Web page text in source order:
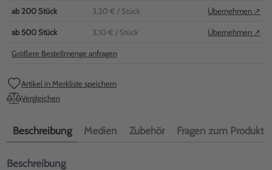
ab 200 Stück 3,20 € / Stück Übernehmen ↗
ab 500 Stück 3,10 € / Stück Übernehmen ↗
Größere Bestellmenge anfragen
Artikel in Merkliste speichern
Vergleichen
Beschreibung Medien Zubehör Fragen zum Produkt
Beschreibung